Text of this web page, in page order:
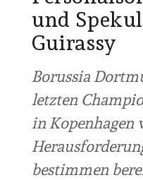
und
Guirassy
Borussia
letzten
in Kopenhagen
bestimmen